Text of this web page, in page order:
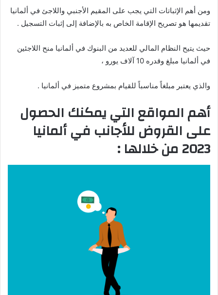
ومن أهم الإثباتات التي يجب على المقيم الأجنبي واللاجئ في ألمانيا
تقديمها هو تصريح الإقامة الخاص به بالإضافة إلى إثبات التسجيل .
حيث يتيح النظام المالي للعديد من البنوك في ألمانيا منح اللاجئين
في ألمانيا مبلغ وقدره 10 آلاف يورو ،
والذي يعتبر مبلغاً مناسباً للقيام بمشروع متميز في ألمانيا .
أهم المواقع التي يمكنك الحصول
على القروض للأجانب في ألمانيا
2023 من خلالها :